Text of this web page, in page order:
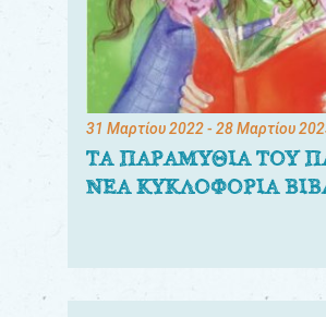
31 Μαρτίου 2022- 28 Μαρτίου
ΤΑ ΠΑΡΑΜΥΘΙΑ ΤΟΥ
ΝΕΑ ΚΥΚΛΟΦΟΡΙΑ